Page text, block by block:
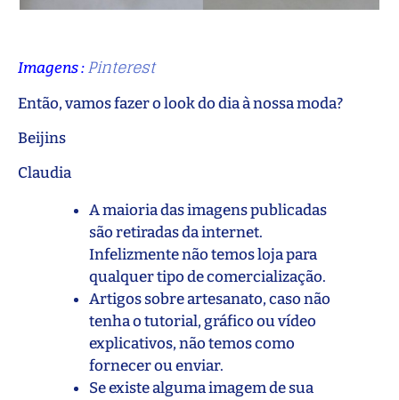
Imagens :Pinterest
Então, vamos fazer o look do dia à nossa moda?
Beijins
Claudia
A maioria das imagens publicadas
são retiradas da internet.
Infelizmente não temos loja para
qualquer tipo de comercialização.
Artigos sobre artesanato, caso não
tenha o tutorial, gráfico ou vídeo
explicativos, não temos como
fornecer ou enviar.
Se existe alguma imagem de sua